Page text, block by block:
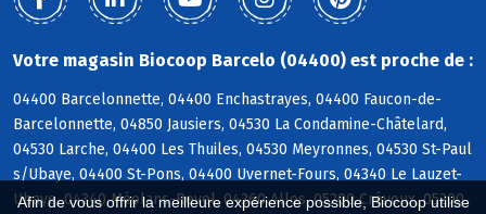
Afin de vous offrir la meilleure expérience possible, Biocoop utilise
Votre magasin Biocoop Barcelo (04400) est proche de :
04400 Barcelonnette, 04400 Enchastrayes, 04400 Faucon-de-
Barcelonnette, 04850 Jausiers, 04530 La Condamine-Châtelard,
04530 Larche, 04400 Les Thuiles, 04530 Meyronnes, 04530 St-Paul
s/Ubaye, 04400 St-Pons, 04400 Uvernet-Fours, 04340 Le Lauzet-
Ubaye, 04340 Méolans-Revel, 04260 Allos, 05200 Crévoux, 05200